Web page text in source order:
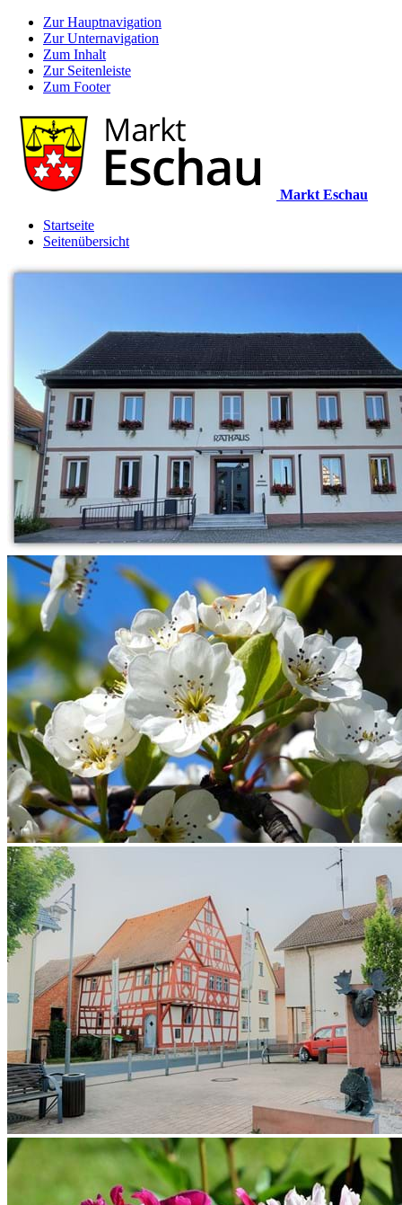
Zur Hauptnavigation
Zur Unternavigation
Zum Inhalt
Zur Seitenleiste
Zum Footer
Markt Eschau
Startseite
Seitenübersicht